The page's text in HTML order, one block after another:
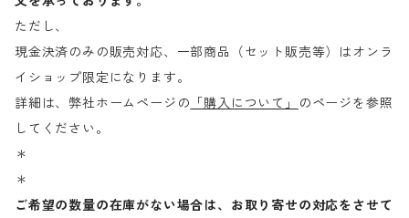
ただし、
現金決済のみの販売対応、一部商品（セット販売等）はオンラ
イショップ限定になります。
詳細は、弊社ホームページの 「購入について」
のページを参照
してください。
＊
＊
ご希望の数量の在庫がない場合は、お取り寄せの対応をさせて